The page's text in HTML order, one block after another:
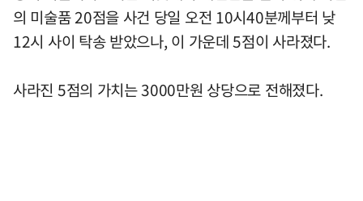
의 미술품 20점을 사건 당일 오전 10시40분께부터 낮
12시 사이 탁송 받았으나, 이 가운데 5점이 사라졌다.
사라진 5점의 가치는 3000만원 상당으로 전해졌다.